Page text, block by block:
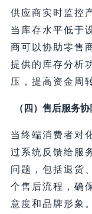
供应商实时监控
当库存水平低于
商可以协助零售
提供的库存分析
压，提高资金周
（四）售后服务协
当终端消费者对
过系统反馈给服
问题，包括退货
个售后流程，确
意度和品牌形象。